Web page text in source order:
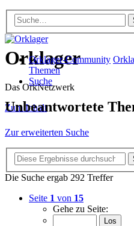
Orklager
Das OrkNetzwerk
Zum Inhalt
Orklager-Community
Themen
Suche
Unbeantwortete
Zur erweiterten Suche
Die Suche ergab 292 Treffer
Seite 1 von 15
Gehe zu Seite: